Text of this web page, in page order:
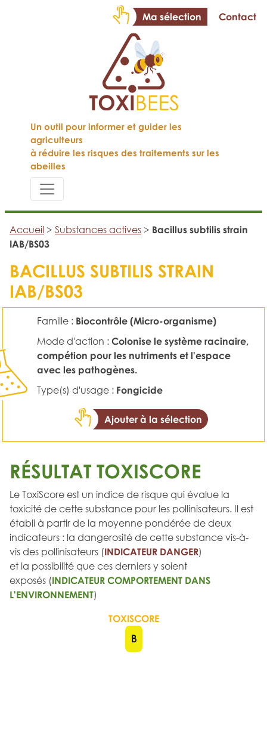
Ma sélection Contact
Un outil pour informer et guider les
agriculteurs
à réduire les risques des traitements sur les
abeilles
Accueil > Substances actives > Bacillus subtilis strain
IAB/BS03
BACILLUS SUBTILIS STRAIN
IAB/BS03
Famille : Biocontrôle (Micro-organisme)
Mode d'action : Colonise le système racinaire,
compétion pour les nutriments et l'espace
avec les pathogènes.
Type(s) d'usage : Fongicide
Ajouter à la sélection
RÉSULTAT TOXISCORE
Le ToxiScore est un indice de risque qui évalue la
toxicité de cette substance pour les pollinisateurs. Il est
établi à partir de la moyenne pondérée de deux
indicateurs : la dangerosité de cette substance vis-à-
vis des pollinisateurs (INDICATEUR DANGER)
et la possibilité que ces derniers y soient
exposés (INDICATEUR COMPORTEMENT DANS
L'ENVIRONNEMENT)
TOXISCORE
B